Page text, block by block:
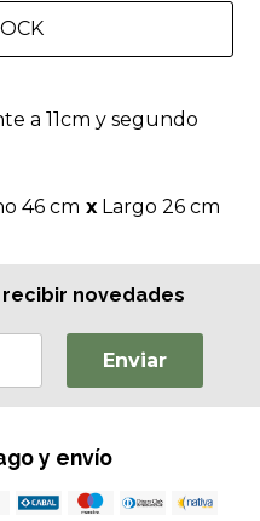
a 11cm y segundo
46 cm x Largo 26 cm
novedades
Enviar
y envío